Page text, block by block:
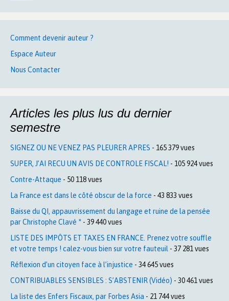
Comment devenir auteur ?
Espace Auteur
Nous Contacter
Articles les plus lus du dernier
semestre
SIGNEZ OU NE VENEZ PAS PLEURER APRES - 165 379 vues
SUPER, J’AI RECU UN AVIS DE CONTROLE FISCAL! - 105 924 vues
Contre-Attaque - 50 118 vues
La France est dans le côté obscur de la force - 43 833 vues
Baisse du QI, appauvrissement du langage et ruine de la pensée
par Christophe Clavé * - 39 440 vues
LISTE DES IMPÔTS ET TAXES EN FRANCE. Prenez votre souffle
et votre temps ! calez-vous bien sur votre fauteuil - 37 281 vues
Réflexion d’un citoyen face à l’injustice - 34 645 vues
CONTRIBUABLES SENSIBLES : S’ABSTENIR (Vidéo) - 30 461 vues
La liste des Enfers Fiscaux, par Forbes Asia - 21 744 vues